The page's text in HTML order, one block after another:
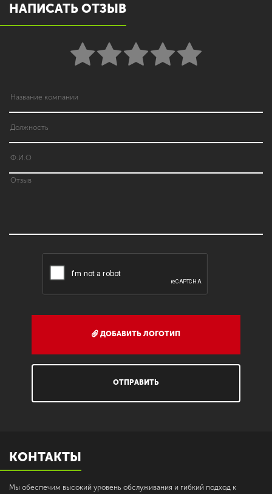
НАПИСАТЬ ОТЗЫВ
ДОБАВИТЬ ЛОГОТИП
ОТПРАВИТЬ
КОНТАКТЫ
Мы обеспечим высокий уровень обслуживания и гибкий подход к